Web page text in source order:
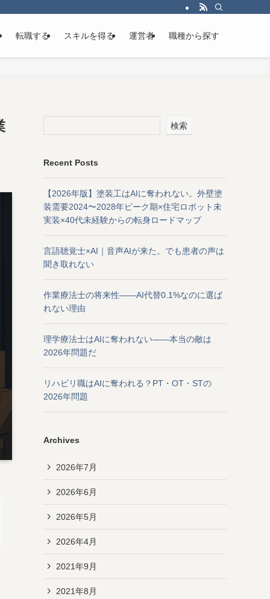
転職する スキルを得る 運営者 職種から探す
検索
Recent Posts
【2026年版】塗装工はAIに奪われない。外壁塗
装需要2024〜2028年ピーク期×住宅ロボット未
実装×40代未経験からの転身ロードマップ
言語聴覚士×AI｜音声AIが来た。でも患者の声は
聞き取れない
作業療法士の将来性——AI代替0.1%なのに選ば
れない理由
理学療法士はAIに奪われない——本当の敵は
2026年問題だ
リハビリ職はAIに奪われる？PT・OT・STの
2026年問題
Archives
2026年7月
2026年6月
2026年5月
2026年4月
2021年9月
2021年8月